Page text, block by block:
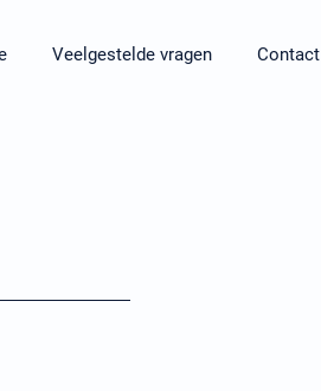
Veelgestelde vragen Contact